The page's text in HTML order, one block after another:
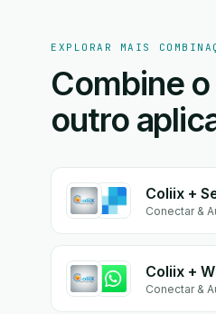
EXPLORAR MAIS
Combine
outro
Coliix +
Conectar &
Coliix +
Conectar &